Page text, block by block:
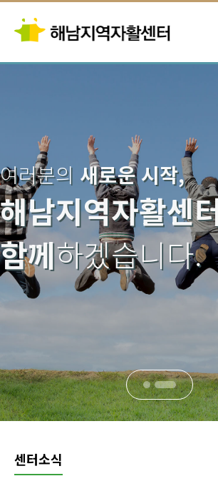
여러분의 새로운 시작,
해남지역자활센
함께하겠습니다.
센터소식